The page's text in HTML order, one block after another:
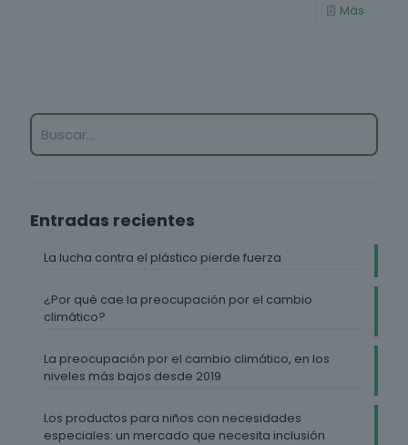
Más
Entradas recientes
La lucha contra el plástico pierde fuerza
¿Por qué cae la preocupación por el cambio
climático?
La preocupación por el cambio climático, en los
niveles más bajos desde 2019
Los productos para niños con necesidades
especiales: un mercado que necesita inclusión